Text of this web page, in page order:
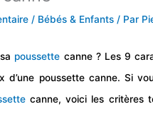
/ Bébés & Enfants / Par
poussette canne ? Les 9
d’une poussette canne. Si
canne, voici les critères